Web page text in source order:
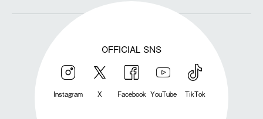
OFFICIAL SNS
Instagram X Facebook YouTube TikTok